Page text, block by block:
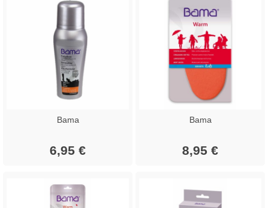
Bama
6,95 €
Bama
8,95 €